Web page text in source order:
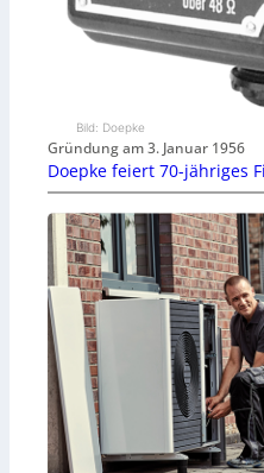
Bild: Doepke
Gründung am 3. Januar 1956
Doepke feiert 70-jähriges